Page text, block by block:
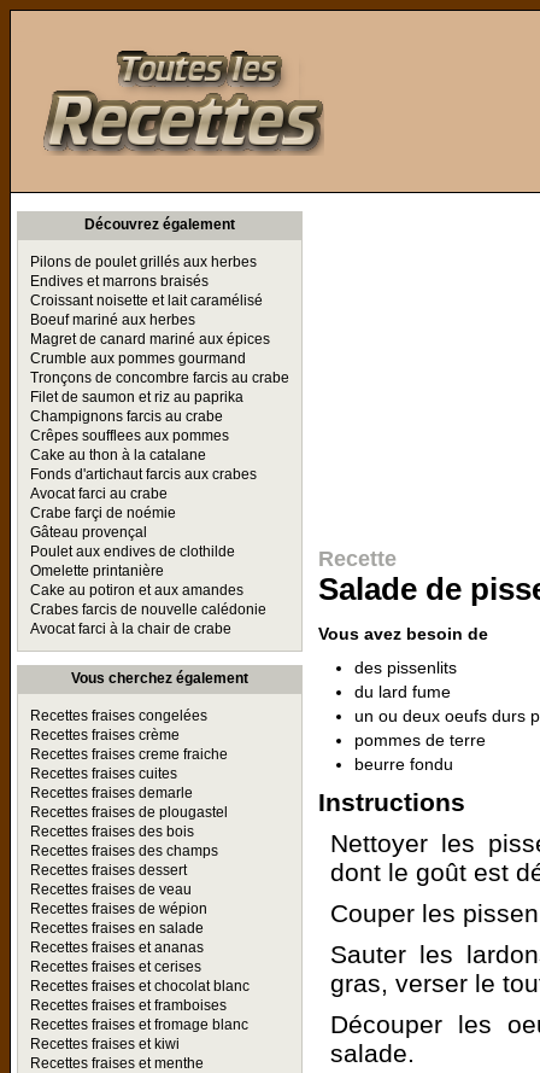
Découvrez également
Pilons de poulet grillés aux herbes
Endives et marrons braisés
Croissant noisette et lait caramélisé
Boeuf mariné aux herbes
Magret de canard mariné aux épices
Crumble aux pommes gourmand
Tronçons de concombre farcis au crabe
Filet de saumon et riz au paprika
Champignons farcis au crabe
Crêpes soufflees aux pommes
Cake au thon à la catalane
Fonds d'artichaut farcis aux crabes
Avocat farci au crabe
Crabe farçi de noémie
Gâteau provençal
Poulet aux endives de clothilde
Omelette printanière
Cake au potiron et aux amandes
Crabes farcis de nouvelle calédonie
Avocat farci à la chair de crabe
Vous cherchez également
Recettes fraises congelées
Recettes fraises crème
Recettes fraises creme fraiche
Recettes fraises cuites
Recettes fraises demarle
Recettes fraises de plougastel
Recettes fraises des bois
Recettes fraises des champs
Recettes fraises dessert
Recettes fraises de veau
Recettes fraises de wépion
Recettes fraises en salade
Recettes fraises et ananas
Recettes fraises et cerises
Recettes fraises et chocolat blanc
Recettes fraises et framboises
Recettes fraises et fromage blanc
Recettes fraises et kiwi
Recettes fraises et menthe
Recette
Salade de
Vous avez besoin de
des pissenlits
du lard fume
un ou deux oeufs durs
pommes de terre
beurre fondu
Instructions
Nettoyer les
dont le goût est
Couper les
Sauter les
gras, verser le
Découper les
salade.